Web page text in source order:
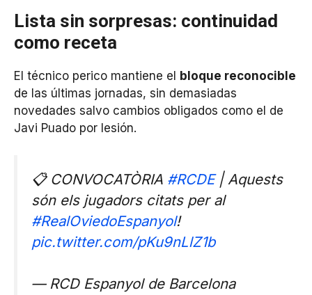
Lista sin sorpresas: continuidad
como receta
El técnico perico mantiene el
bloque reconocible
de las últimas jornadas, sin demasiadas
novedades salvo cambios obligados como el de
Javi Puado por lesión.
📋 CONVOCATÒRIA #RCDE| Aquests
són els jugadors citats per al
#RealOviedoEspanyol!
pic.twitter.com/pKu9nLlZ1b
— RCD Espanyol de Barcelona